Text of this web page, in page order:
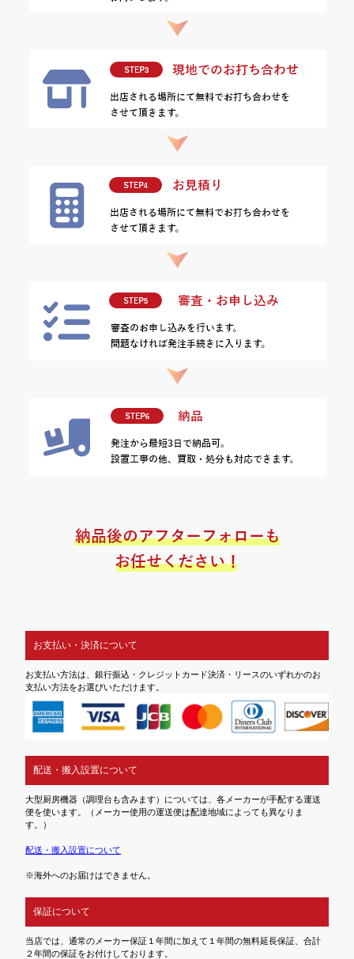
お支払い・決済について
お支払い方法は、銀行振込・クレジットカード決済・リースのいずれかのお
支払い方法をお選びいただけます。
配送・搬入設置について
大型厨房機器（調理台も含みます）については、各メーカーが手配する運送
便を使います。（メーカー使用の運送便は配達地域によっても異なりま
す。）
配送・搬入設置について
※海外へのお届けはできません。
保証について
当店では、通常のメーカー保証１年間に加えて１年間の無料延長保証、合計
２年間の保証をお付けしております。